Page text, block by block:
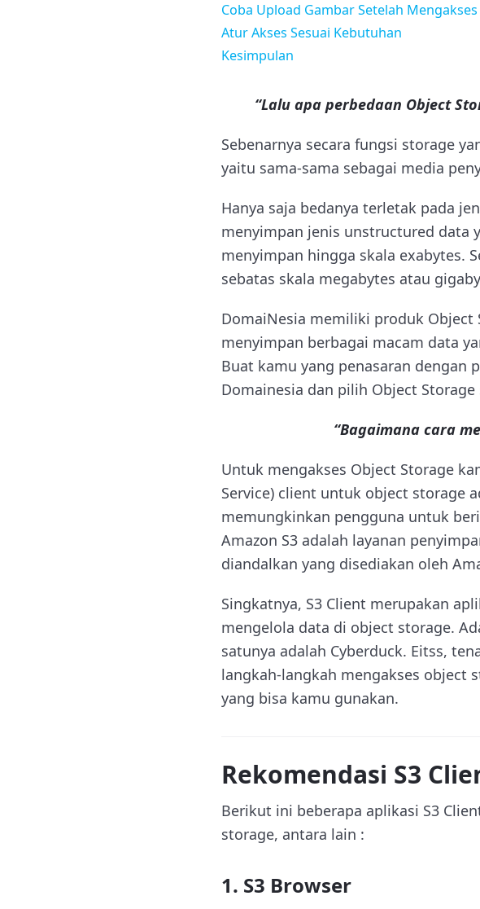
Coba Upload Gambar Setelah
Atur Akses Sesuai Kebutuhan
Kesimpulan
“Lalu apa perbedaan Object
Sebenarnya secara fungsi storage
yaitu sama-sama sebagai media
Hanya saja bedanya terletak pada
menyimpan jenis unstructured data
menyimpan hingga skala exabytes.
sebatas skala megabytes atau
DomaiNesia memiliki produk Object
menyimpan berbagai macam data
Buat kamu yang penasaran dengan
Domainesia dan pilih Object
“Bagaimana cara
Untuk mengakses Object Storage
Service) client untuk object storage
memungkinkan pengguna untuk
Amazon S3 adalah layanan
diandalkan yang disediakan oleh
Singkatnya, S3 Client merupakan
mengelola data di object storage.
satunya adalah Cyberduck. Eitss,
langkah-langkah mengakses object
yang bisa kamu gunakan.
Rekomendasi S3
Berikut ini beberapa aplikasi S3
storage, antara lain :
1. S3 Browser